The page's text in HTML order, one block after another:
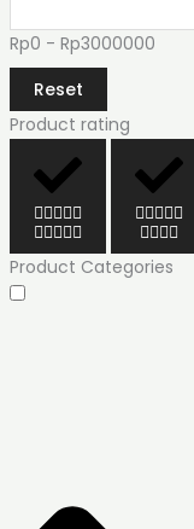
Rp0 - Rp3000000
Reset
Product rating
Product Categories